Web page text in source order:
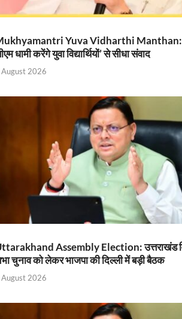
Yuva Vidharthi Manthan:
धामी करेंगे युवा विद्यार्थियों’ से सीधा संवाद
2026
Assembly Election: उत्तराखंड
चुनाव को लेकर भाजपा की दिल्ली में बड़ी बैठक
August 2026